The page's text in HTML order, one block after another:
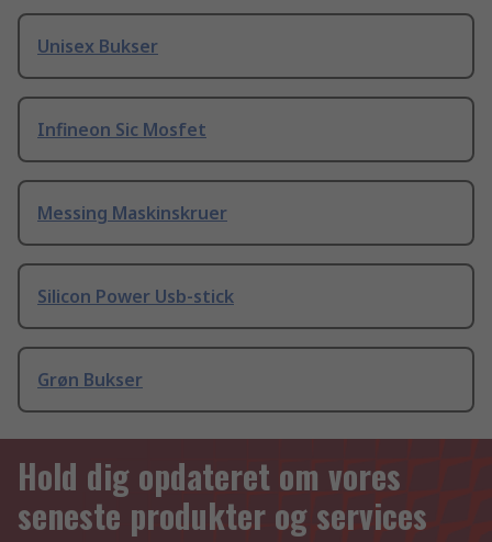
Unisex Bukser
Infineon Sic Mosfet
Messing Maskinskruer
Silicon Power Usb-stick
Grøn Bukser
Hold dig opdateret om vores
seneste produkter og services